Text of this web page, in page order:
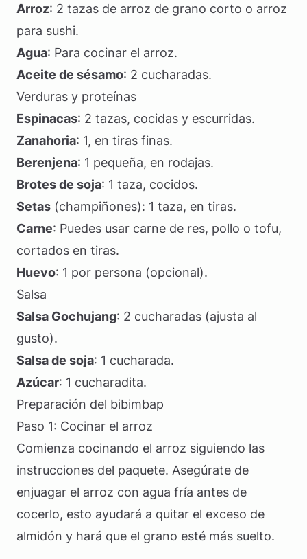
Arroz: 2 tazas de arroz de grano corto o arroz
para sushi.
Agua: Para cocinar el arroz.
Aceite de sésamo: 2 cucharadas.
Verduras y proteínas
Espinacas: 2 tazas, cocidas y escurridas.
Zanahoria: 1, en tiras finas.
Berenjena: 1 pequeña, en rodajas.
Brotes de soja: 1 taza, cocidos.
Setas (champiñones): 1 taza, en tiras.
Carne: Puedes usar carne de res, pollo o tofu,
cortados en tiras.
Huevo: 1 por persona (opcional).
Salsa
Salsa Gochujang: 2 cucharadas (ajusta al
gusto).
Salsa de soja: 1 cucharada.
Azúcar: 1 cucharadita.
Preparación del bibimbap
Paso 1: Cocinar el arroz
Comienza cocinando el arroz siguiendo las
instrucciones del paquete. Asegúrate de
enjuagar el arroz con agua fría antes de
cocerlo, esto ayudará a quitar el exceso de
almidón y hará que el grano esté más suelto.